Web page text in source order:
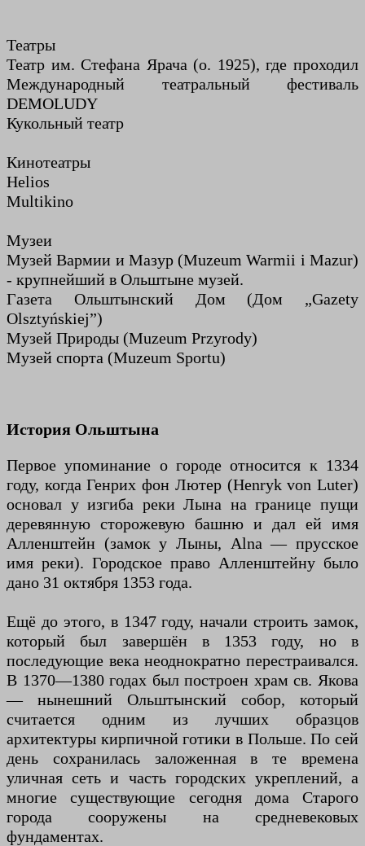
Театры
Театр им. Стефана Ярача (о. 1925), где проходил
Международный театральный фестиваль
DEMOLUDY
Кукольный театр
Кинотеатры
Helios
Multikino
Музеи
Музей Вармии и Мазур (Muzeum Warmii i Mazur)
- крупнейший в Ольштыне музей.
Газета Ольштынский Дом (Дом „Gazety
Olsztyńskiej”)
Музей Природы (Muzeum Przyrody)
Музей спорта (Muzeum Sportu)
История Ольштына
Первое упоминание о городе относится к 1334
году, когда Генрих фон Лютер (Henryk von Luter)
основал у изгиба реки Лына на границе пущи
деревянную сторожевую башню и дал ей имя
Алленштейн (замок у Лыны, Alna — прусское
имя реки). Городское право Алленштейну было
дано 31 октября 1353 года.
Ещё до этого, в 1347 году, начали строить замок,
который был завершён в 1353 году, но в
последующие века неоднократно перестраивался.
В 1370—1380 годах был построен храм св. Якова
— нынешний Ольштынский собор, который
считается одним из лучших образцов
архитектуры кирпичной готики в Польше. По сей
день сохранилась заложенная в те времена
уличная сеть и часть городских укреплений, а
многие существующие сегодня дома Старого
города сооружены на средневековых
фундаментах.